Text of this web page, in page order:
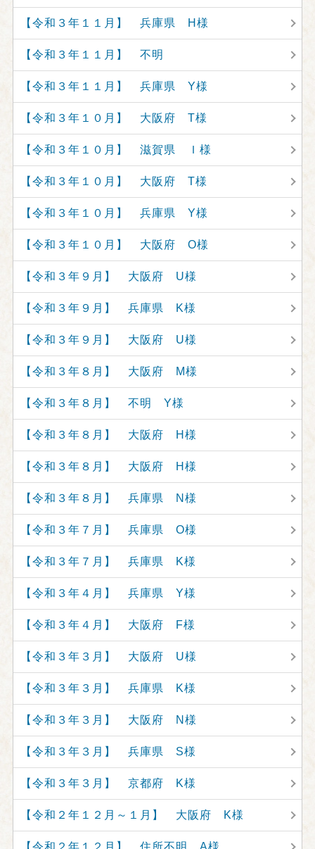
【令和３年１１月】 兵庫県 H様
【令和３年１１月】 不明
【令和３年１１月】 兵庫県 Y様
【令和３年１０月】 大阪府 T様
【令和３年１０月】 滋賀県 Ｉ様
【令和３年１０月】 大阪府 T様
【令和３年１０月】 兵庫県 Y様
【令和３年１０月】 大阪府 O様
【令和３年９月】 大阪府 U様
【令和３年９月】 兵庫県 K様
【令和３年９月】 大阪府 U様
【令和３年８月】 大阪府 M様
【令和３年８月】 不明 Y様
【令和３年８月】 大阪府 H様
【令和３年８月】 大阪府 H様
【令和３年８月】 兵庫県 N様
【令和３年７月】 兵庫県 O様
【令和３年７月】 兵庫県 K様
【令和３年４月】 兵庫県 Y様
【令和３年４月】 大阪府 F様
【令和３年３月】 大阪府 U様
【令和３年３月】 兵庫県 K様
【令和３年３月】 大阪府 N様
【令和３年３月】 兵庫県 S様
【令和３年３月】 京都府 K様
【令和２年１２月～１月】 大阪府 K様
【令和２年１２月】 住所不明 A様